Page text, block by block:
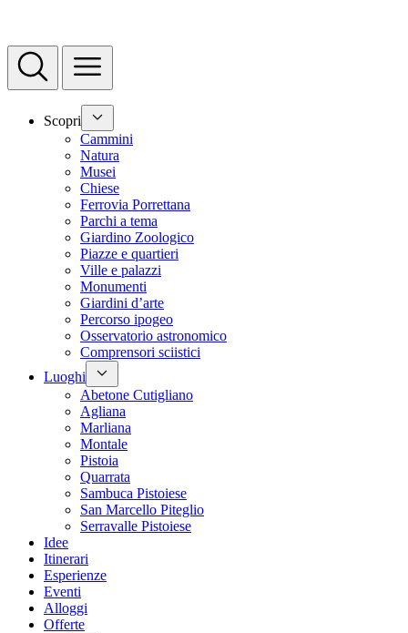
Scopri
Cammini
Natura
Musei
Chiese
Ferrovia Porrettana
Parchi a tema
Giardino Zoologico
Piazze e quartieri
Ville e palazzi
Monumenti
Giardini d’arte
Percorso ipogeo
Osservatorio astronomico
Comprensori sciistici
Luoghi
Abetone Cutigliano
Agliana
Marliana
Montale
Pistoia
Quarrata
Sambuca Pistoiese
San Marcello Piteglio
Serravalle Pistoiese
Idee
Itinerari
Esperienze
Eventi
Alloggi
Offerte